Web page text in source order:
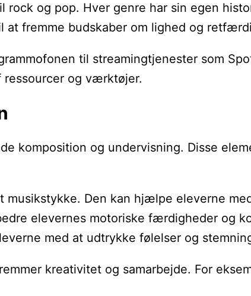
og pop. Hver genre har sin egen
fremme budskaber om lighed og
til streamingtjenester som
ressourcer og værktøjer.
og undervisning. Disse
Den kan hjælpe eleverne
elevernes motoriske færdigheder og
med at udtrykke følelser og
kreativitet og samarbejde. For